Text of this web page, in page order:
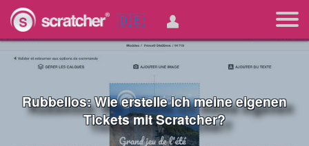
🇩🇪
Rubbellos: Wie erstelle ich meine eigenen
Tickets mit Scratcher?